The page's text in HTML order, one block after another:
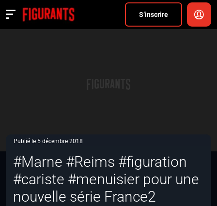
S’inscrire
Actualités
Publié le 5 décembre 2018
#Marne #Reims #figuration
#cariste #menuisier pour une
nouvelle série France2